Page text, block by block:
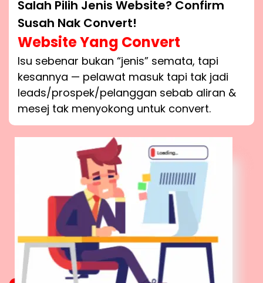
Salah Pilih Jenis Website? Confirm
Susah Nak Convert!
Website Yang Convert
Isu sebenar bukan “jenis” semata, tapi
kesannya — pelawat masuk tapi tak jadi
leads/prospek/pelanggan sebab aliran &
mesej tak menyokong untuk convert.